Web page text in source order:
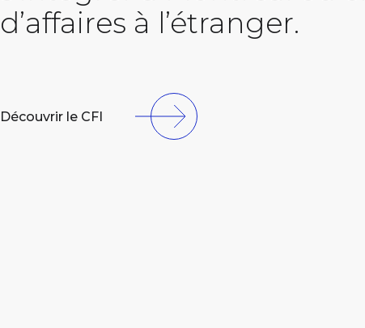
d’affaires à l’étranger.
Découvrir le CFI